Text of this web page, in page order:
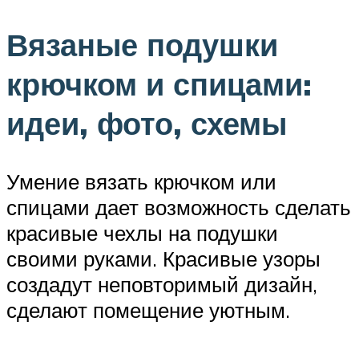
Вязаные подушки
крючком и спицами:
идеи, фото, схемы
Умение вязать крючком или
спицами дает возможность сделать
красивые чехлы на подушки
своими руками. Красивые узоры
создадут неповторимый дизайн,
сделают помещение уютным.